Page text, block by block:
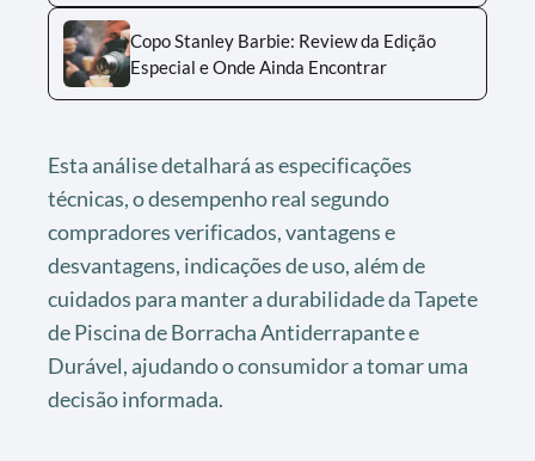
Copo Stanley Barbie: Review da Edição
Especial e Onde Ainda Encontrar
Esta análise detalhará as especificações
técnicas, o desempenho real segundo
compradores verificados, vantagens e
desvantagens, indicações de uso, além de
cuidados para manter a durabilidade da Tapete
de Piscina de Borracha Antiderrapante e
Durável, ajudando o consumidor a tomar uma
decisão informada.